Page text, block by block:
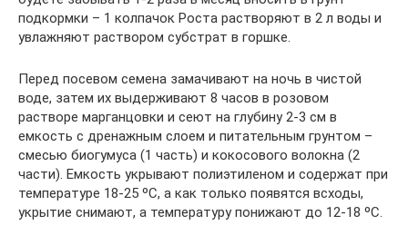
подкормки – 1 колпачок Роста растворяют в 2 л воды и
увлажняют раствором субстрат в горшке.
Перед посевом семена замачивают на ночь в чистой
воде, затем их выдерживают 8 часов в розовом
растворе марганцовки и сеют на глубину 2-3 см в
емкость с дренажным слоем и питательным грунтом –
смесью биогумуса (1 часть) и кокосового волокна (2
части). Емкость укрывают полиэтиленом и содержат при
температуре 18-25 ºC, а как только появятся всходы,
укрытие снимают, а температуру понижают до 12-18 ºC.